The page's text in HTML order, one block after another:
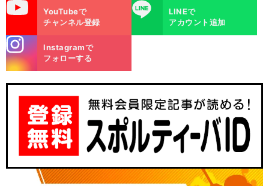
YouTubeで
チャンネル登録
LINE
LINEで
アカウント追加
m
Instagramで
フォローする